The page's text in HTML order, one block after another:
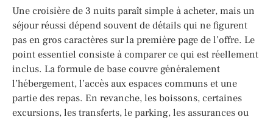
Une croisière de 3 nuits paraît simple à acheter, mais un
séjour réussi dépend souvent de détails qui ne figurent
pas en gros caractères sur la première page de l’offre. Le
point essentiel consiste à comparer ce qui est réellement
inclus. La formule de base couvre généralement
l’hébergement, l’accès aux espaces communs et une
partie des repas. En revanche, les boissons, certaines
excursions, les transferts, le parking, les assurances ou